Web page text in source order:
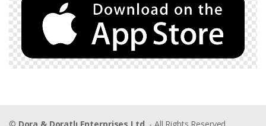
© Dora & Doratlı Enterprises Ltd. - All Rights Reserved